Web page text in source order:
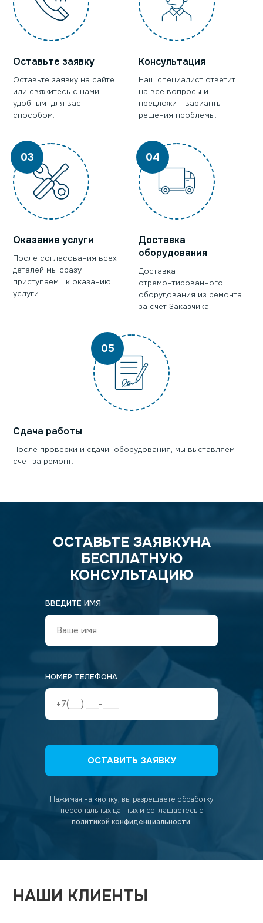
Оставьте заявку
Оставьте заявку на сайте
или свяжитесь с нами
удобным для вас
способом.
Консультация
Наш специалист ответит
на все вопросы и
предложит варианты
решения проблемы.
03
Оказание услуги
После согласования всех
деталей мы сразу
приступаем к оказанию
услуги.
04
Доставка
оборудования
Доставка
отремонтированного
оборудования из ремонта
за счет Заказчика.
05
Сдача работы
После проверки и сдачи оборудования, мы выставляем
счет за ремонт.
ОСТАВЬТЕ ЗАЯВКУНА
БЕСПЛАТНУЮ
КОНСУЛЬТАЦИЮ
ВВЕДИТЕ ИМЯ
НОМЕР ТЕЛЕФОНА
ОСТАВИТЬ ЗАЯВКУ
Нажимая на кнопку, вы разрешаете обработку
персональных данных и соглашаетесь с
политикой конфиденциальности.
НАШИ КЛИЕНТЫ